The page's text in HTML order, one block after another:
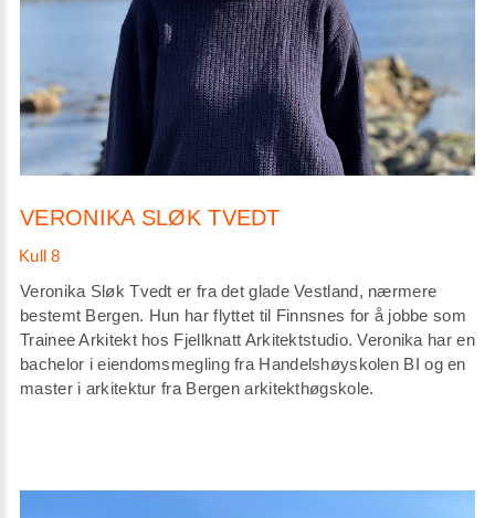
VERONIKA SLØK TVEDT
Veronika Sløk Tvedt er fra det glade Vestland, nærmere
bestemt Bergen. Hun har flyttet til Finnsnes for å jobbe som
Trainee Arkitekt hos Fjellknatt Arkitektstudio. Veronika har en
bachelor i eiendomsmegling fra Handelshøyskolen BI og en
master i arkitektur fra Bergen arkitekthøgskole.